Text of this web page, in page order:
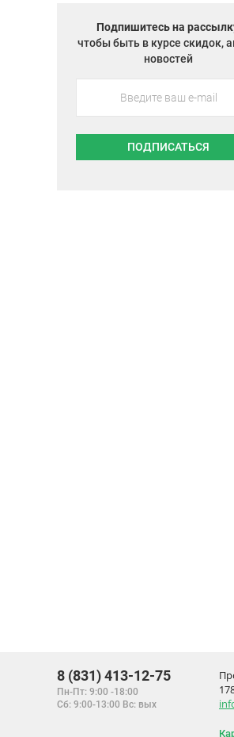
Подпишитесь на
чтобы быть в курсе скидок,
новостей
ПОДПИСАТЬСЯ
8 (831) 413-12-75
Пн-Пт: 9:00 -18:00
Сб: 9:00-13:00 Вс: вых